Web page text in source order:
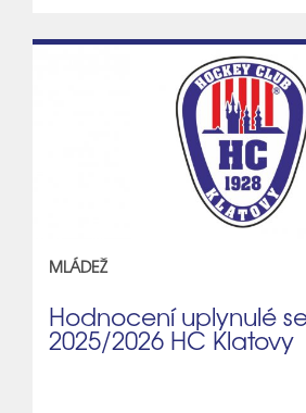
MLÁDEŽ
Hodnocení uplynulé
2025/2026 HC Klatovy